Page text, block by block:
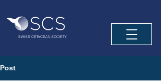
SWISS CETACEAN SOCIETY
Post